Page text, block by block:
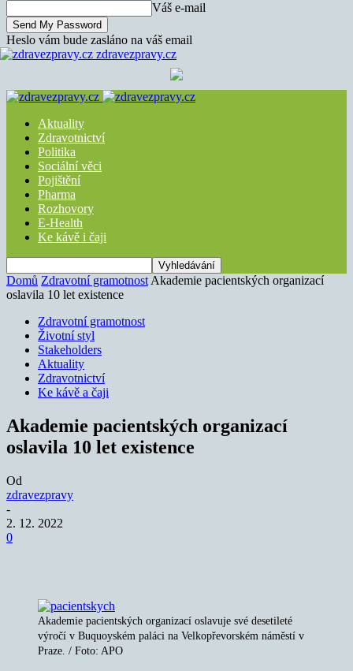
Váš e-mail
Heslo vám bude zasláno na váš email
zdravezpravy.cz
Aktuality
Zdravotnictví
Politika
Sociální věci
Pojištění
Pharma
Rozhovory
E-Health
Ke kávě i čaji
Domů Zdravotní gramotnost Akademie pacientských organizací
oslavila 10 let existence
Zdravotní gramotnost
Životní styl
Stakeholders
Aktuality
Zdravotnictví
Ke kávě a čaji
Akademie pacientských organizací
oslavila 10 let existence
Od
zdravezpravy
-
2. 12. 2022
0
Akademie pacientských organizací oslavuje své desetileté
výročí v Buquoyském paláci na Velkopřevorském náměstí v
Praze. / Foto: APO